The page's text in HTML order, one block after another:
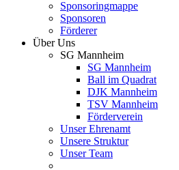
Sponsoringmappe
Sponsoren
Förderer
Über Uns
SG Mannheim
SG Mannheim
Ball im Quadrat
DJK Mannheim
TSV Mannheim
Förderverein
Unser Ehrenamt
Unsere Struktur
Unser Team